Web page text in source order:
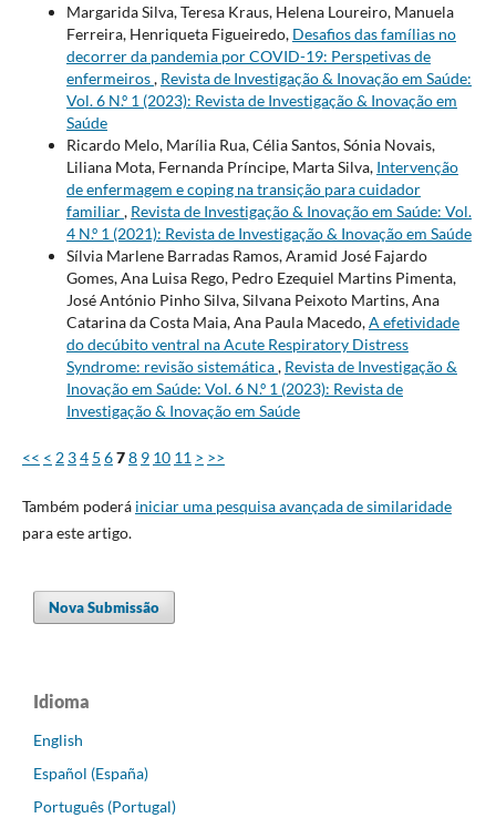
Margarida Silva, Teresa Kraus, Helena Loureiro, Manuela
Ferreira, Henriqueta Figueiredo, Desafios das famílias no
decorrer da pandemia por COVID-19: Perspetivas de
enfermeiros, Revista de Investigação & Inovação em Saúde:
Vol. 6 N.º 1 (2023): Revista de Investigação & Inovação em
Saúde
Ricardo Melo, Marília Rua, Célia Santos, Sónia Novais,
Liliana Mota, Fernanda Príncipe, Marta Silva, Intervenção
de enfermagem e coping na transição para cuidador
familiar, Revista de Investigação & Inovação em Saúde: Vol.
4 N.º 1 (2021): Revista de Investigação & Inovação em Saúde
Sílvia Marlene Barradas Ramos, Aramid José Fajardo
Gomes, Ana Luisa Rego, Pedro Ezequiel Martins Pimenta,
José António Pinho Silva, Silvana Peixoto Martins, Ana
Catarina da Costa Maia, Ana Paula Macedo,A efetividade
do decúbito ventral na Acute Respiratory Distress
Syndrome: revisão sistemática, Revista de Investigação &
Inovação em Saúde: Vol. 6 N.º 1 (2023): Revista de
Investigação & Inovação em Saúde
<< < 2 34 5 678 9 10 11 > >>
Também poderá iniciar uma pesquisa avançada de similaridade
para este artigo.
Nova Submissão
Idioma
English
Español (España)
Português (Portugal)